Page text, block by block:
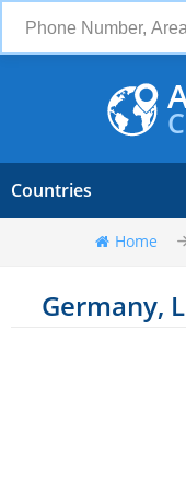
Countries
Home
Germany,